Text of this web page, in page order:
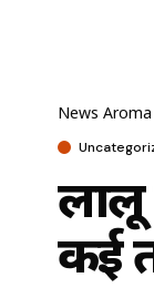
News Aroma
लालू
कई